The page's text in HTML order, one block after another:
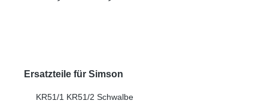
Ersatzteile für Simson
KR51/1 KR51/2 Schwalbe